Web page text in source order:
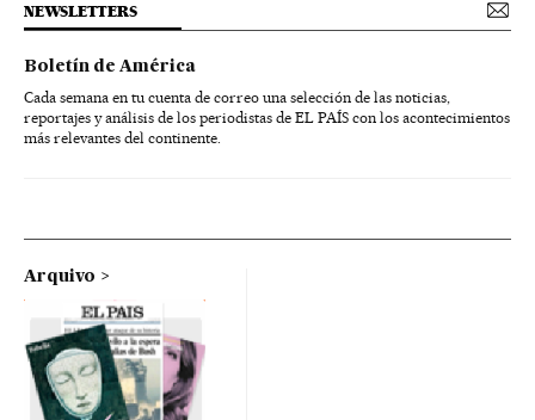
NEWSLETTERS
Boletín de América
Cada semana en tu cuenta de correo una selección de las noticias,
reportajes y análisis de los periodistas de EL PAÍS con los acontecimientos
más relevantes del continente.
Arquivo